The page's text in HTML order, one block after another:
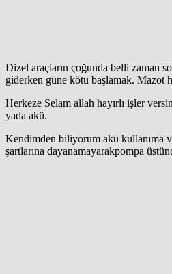
Dizel araçların çoğunda belli zaman
giderken güne kötü başlamak. Mazot
Herkeze Selam allah hayırlı işler
yada akü.
Kendimden biliyorum akü kullanıma
şartlarına dayanamayarakpompa